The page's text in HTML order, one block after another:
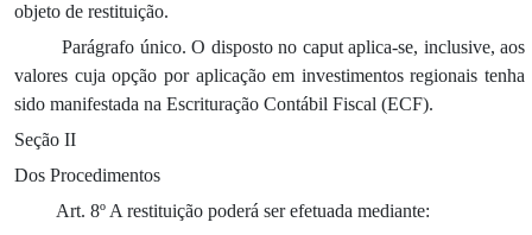
objeto de restituição.
Parágrafo único. O disposto no caput aplica-se, inclusive, aos
valores cuja opção por aplicação em investimentos regionais tenha
sido manifestada na Escrituração Contábil Fiscal (ECF).
Seção II
Dos Procedimentos
Art. 8º A restituição poderá ser efetuada mediante: